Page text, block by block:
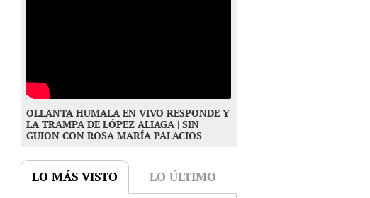
OLLANTA HUMALA EN VIVO RESPONDE Y
LA TRAMPA DE LÓPEZ ALIAGA | SIN
GUION CON ROSA MARÍA PALACIOS
LO MÁS VISTO LO ÚLTIMO